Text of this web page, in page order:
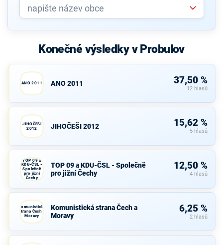
Konečné výsledky v Probulov
ANO 2011 ANO 2011 37,50 %
12 hlasů
JIHOČEŠI
2012
JIHOČEŠI 2012 15,62 %
5 hlasů
TOP 09 a
KDU-ČSL -
Společně
pro jižní
Čechy
TOP 09 a KDU-ČSL - Společně
pro jižní Čechy
12,50 %
4 hlasů
Komunistická
strana Čech a
Moravy
Komunistická strana Čech a
Moravy
6,25 %
2 hlasů